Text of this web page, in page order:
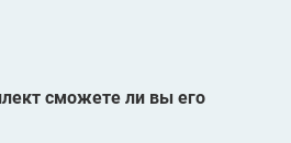
сможете ли вы его